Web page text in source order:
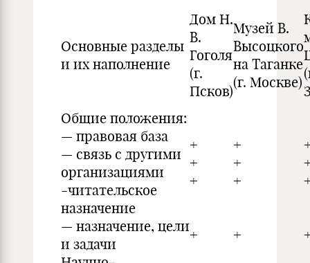
Основные разделы
и их наполнение
Дом Н.
В.
Гоголя
(г.
Псков)
Музей В.
Высоцкого
на Таганке
(г. Москве)
Общие положения:
— правовая база
— связь с другими
организациями
-читательское
назначение
+
+
+
+
+
+
— назначение, цели
и задачи
+ +